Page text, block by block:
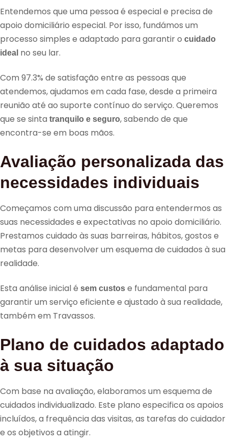
Entendemos que uma pessoa é especial e precisa de
apoio domiciliário especial. Por isso, fundámos um
processo simples e adaptado para garantir o cuidado
ideal no seu lar.
Com 97.3% de satisfação entre as pessoas que
atendemos, ajudamos em cada fase, desde a primeira
reunião até ao suporte contínuo do serviço. Queremos
que se sinta tranquilo e seguro, sabendo de que
encontra-se em boas mãos.
Avaliação personalizada das
necessidades individuais
Começamos com uma discussão para entendermos as
suas necessidades e expectativas no apoio domiciliário.
Prestamos cuidado às suas barreiras, hábitos, gostos e
metas para desenvolver um esquema de cuidados à sua
realidade.
Esta análise inicial é sem custos e fundamental para
garantir um serviço eficiente e ajustado à sua realidade,
também em Travassos.
Plano de cuidados adaptado
à sua situação
Com base na avaliação, elaboramos um esquema de
cuidados individualizado. Este plano especifica os apoios
incluídos, a frequência das visitas, as tarefas do cuidador
e os objetivos a atingir.